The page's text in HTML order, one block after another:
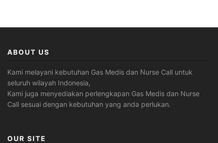
ABOUT US
Kami melayani kebutuhan Gas Medis dan Nurse Call untuk
seluruh wilayah Indonesia,
Kami juga menyediakan perlengkapan Gas Medis dan Nurse
Call sesuai dengan kebutuhan yang anda perlukan.
OUR SITE